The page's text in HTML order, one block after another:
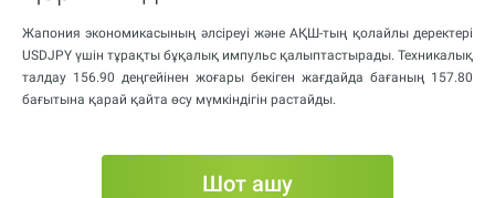
Жапония экономикасының әлсіреуі және АҚШ-тың қолайлы деректері
USDJPY үшін тұрақты бұқалық импульс қалыптастырады. Техникалық
талдау 156.90 деңгейінен жоғары бекіген жағдайда бағаның 157.80
бағытына қарай қайта өсу мүмкіндігін растайды.
Шот ашу